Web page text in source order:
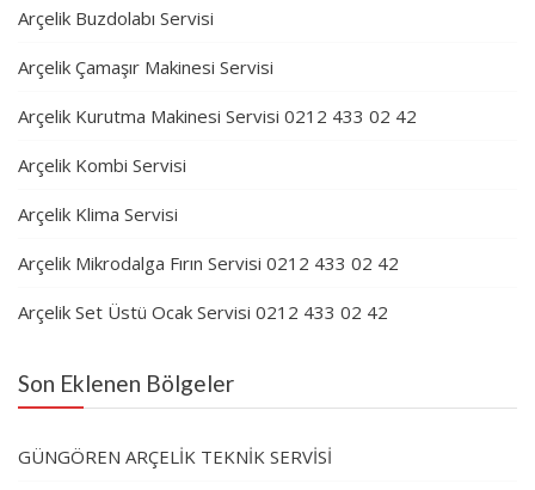
Arçelik Buzdolabı Servisi
Arçelik Çamaşır Makinesi Servisi
Arçelik Kurutma Makinesi Servisi 0212 433 02 42
Arçelik Kombi Servisi
Arçelik Klima Servisi
Arçelik Mikrodalga Fırın Servisi 0212 433 02 42
Arçelik Set Üstü Ocak Servisi 0212 433 02 42
Son Eklenen Bölgeler
GÜNGÖREN ARÇELİK TEKNİK SERVİSİ